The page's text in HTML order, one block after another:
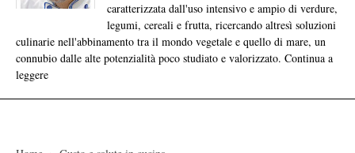
caratterizzata dall'uso intensivo e ampio di verdure,
legumi, cereali e frutta, ricercando altresì soluzioni
culinarie nell'abbinamento tra il mondo vegetale e quello di mare, un
connubio dalle alte potenzialità poco studiato e valorizzato. Continua a
leggere